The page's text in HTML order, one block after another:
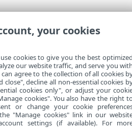
your cookies
cookies to give you the best
our website traffic, and serve you
can agree to the collection of all cookies
close", decline all non-essential cookies
cookies only", or adjust your
cookies". You also have the right
or change your cookie
"Manage cookies" link in our
settings (if available). For